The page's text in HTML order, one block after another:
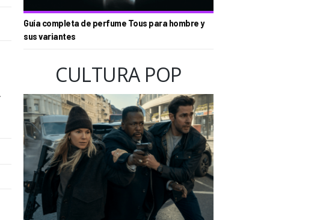
.
Guía completa de perfume Tous para hombre y
sus variantes
CULTURA POP